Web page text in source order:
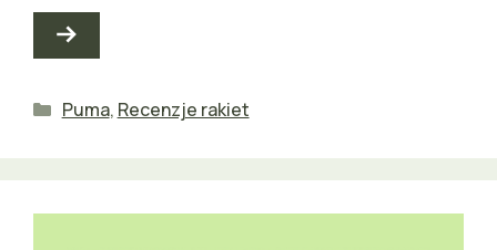
Kategorie
Puma, Recenzje rakiet